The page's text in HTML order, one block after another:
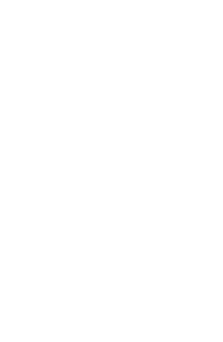
La Policía Nacional
una en Madrid-por
de la Direction
detenido en
Los detenidos, en
la organización
contenidos,
disposición del
Nacional, quien